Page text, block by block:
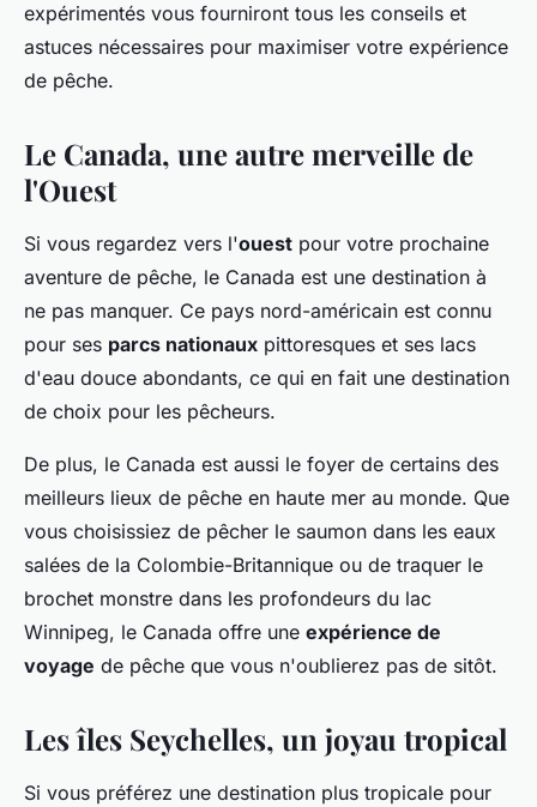
expérimentés vous fourniront tous les conseils et
astuces nécessaires pour maximiser votre expérience
de pêche.
Le Canada, une autre merveille de
l'Ouest
Si vous regardez vers l'ouest pour votre prochaine
aventure de pêche, le Canada est une destination à
ne pas manquer. Ce pays nord-américain est connu
pour ses parcs nationaux pittoresques et ses lacs
d'eau douce abondants, ce qui en fait une destination
de choix pour les pêcheurs.
De plus, le Canada est aussi le foyer de certains des
meilleurs lieux de pêche en haute mer au monde. Que
vous choisissiez de pêcher le saumon dans les eaux
salées de la Colombie-Britannique ou de traquer le
brochet monstre dans les profondeurs du lac
Winnipeg, le Canada offre une expérience de
voyage de pêche que vous n'oublierez pas de sitôt.
Les îles Seychelles, un joyau tropical
Si vous préférez une destination plus tropicale pour